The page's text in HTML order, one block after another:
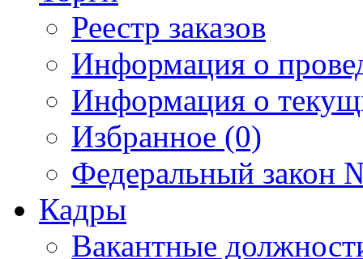
Реестр заказов
Информация о
Информация о
Избранное (0)
Федеральный закон
Кадры
Вакантные